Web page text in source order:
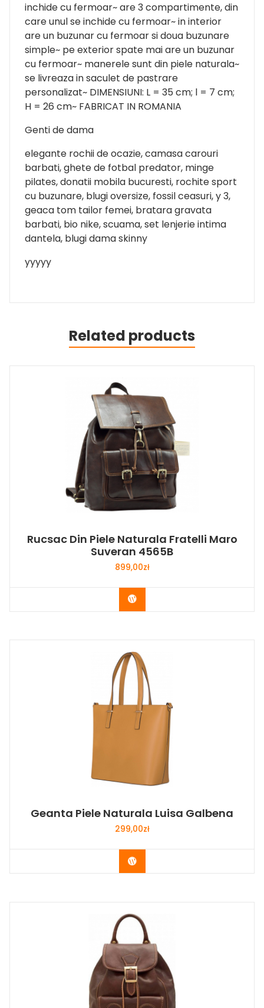
inchide cu fermoar~ are 3 compartimente, din
care unul se inchide cu fermoar~ in interior
are un buzunar cu fermoar si doua buzunare
simple~ pe exterior spate mai are un buzunar
cu fermoar~ manerele sunt din piele naturala~
se livreaza in saculet de pastrare
personalizat~ DIMENSIUNI: L = 35 cm; l = 7 cm;
H = 26 cm~ FABRICAT IN ROMANIA
Genti de dama
elegante rochii de ocazie, camasa carouri
barbati, ghete de fotbal predator, minge
pilates, donatii mobila bucuresti, rochite sport
cu buzunare, blugi oversize, fossil ceasuri, y 3,
geaca tom tailor femei, bratara gravata
barbati, bio nike, scuama, set lenjerie intima
dantela, blugi dama skinny
yyyyy
Related products
Rucsac Din Piele Naturala Fratelli Maro
Suveran 4565B
899,00zł
Buy Now
Geanta Piele Naturala Luisa Galbena
299,00zł
Buy Now